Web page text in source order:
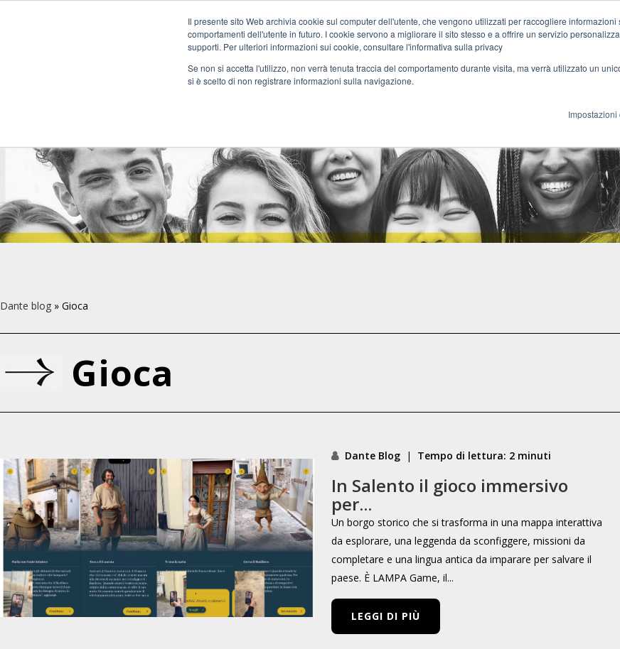
Il presente sito Web archivia cookie sul computer dell'utente, che vengono utilizzati per raccogliere
comportamenti dell'utente in futuro. I cookie servono a migliorare il sito stesso e a offrire un servizio
supporti. Per ulteriori informazioni sui cookie, consultare l'informativa sulla privacy
Se non si accetta l'utilizzo, non verrà tenuta traccia del comportamento durante visita, ma verrà utilizzato un
si è scelto di non registrare informazioni sulla navigazione.
Impostazioni
Docenti Certificazione Cultura Rete Blog
Dante blog » Gioca
Gioca
Dante Blog | Tempo di lettura: 2 minuti
In Salento il gioco immersivo
per...
Un borgo storico che si trasforma in una mappa interattiva
da esplorare, una leggenda da sconfiggere, missioni da
completare e una lingua antica da imparare per salvare il
paese. È LAMPA Game, il...
LEGGI DI PIÙ